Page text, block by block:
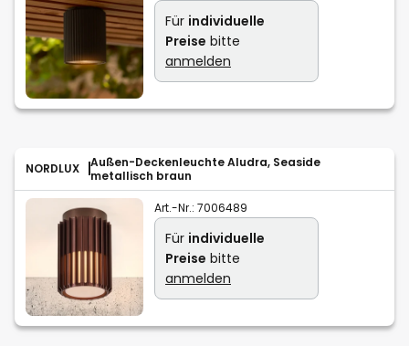
Für individuelle
Preise bitte
anmelden
NORDLUX
Außen-Deckenleuchte Aludra, Seaside
metallisch braun
Art.-Nr.: 7006489
Für individuelle
Preise bitte
anmelden